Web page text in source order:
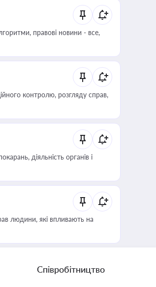
правові новини - все,
контролю, розгляду справ,
діяльність органів і
людини, які впливають на
Співробітництво